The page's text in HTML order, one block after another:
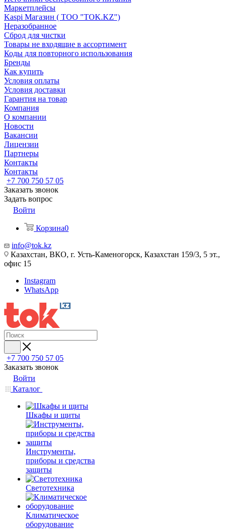
Маркетплейсы
Kaspi Магазин ( ТОО "TOK.KZ")
Неразобранное
Сброд для чистки
Товары не входящие в ассортимент
Коды для повторного использования
Бренды
Как купить
Условия оплаты
Условия доставки
Гарантия на товар
Компания
О компании
Новости
Вакансии
Лицензии
Партнеры
Контакты
Контакты
+7 700 750 57 05
Заказать звонок
Задать вопрос
Войти
Корзина0
info@tok.kz
Казахстан, ВКО, г. Усть-Каменогорск, Казахстан 159/3, 5 эт.,
офис 15
Instagram
WhatsApp
+7 700 750 57 05
Заказать звонок
Войти
Каталог
Шкафы и щиты
Инструменты,
приборы и средства
защиты
Светотехника
Климатическое
оборудование